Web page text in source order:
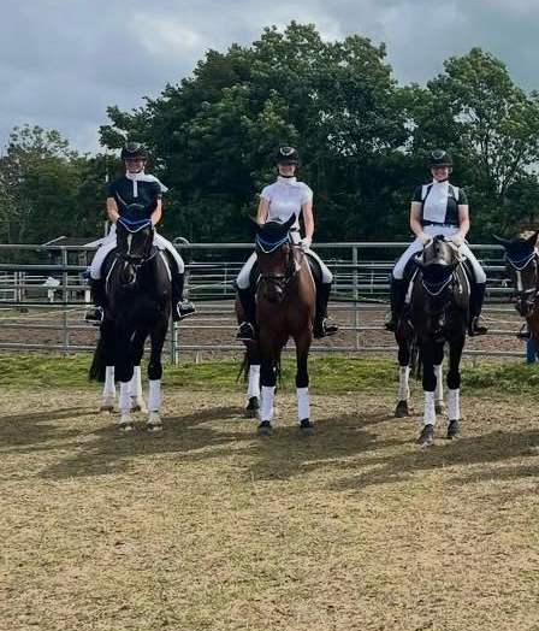
5f10cb5a-de75-4cc5-b391-7834ebc5c2d3